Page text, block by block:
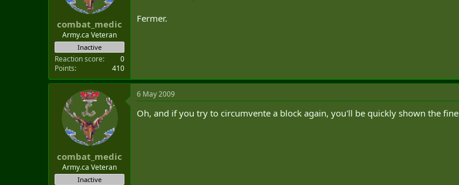
combat_medic
Army.ca Veteran
Inactive
Reaction score
0
Points
410
Fermer.
combat_medic
Army.ca Veteran
Inactive
6 May 2009
Oh, and if you try to circumvente a block again, you'll be quickly shown the